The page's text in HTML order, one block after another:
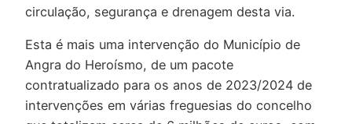
circulação, segurança e drenagem desta via.
Esta é mais uma intervenção do Município de
Angra do Heroísmo, de um pacote
contratualizado para os anos de 2023/2024 de
intervenções em várias freguesias do concelho